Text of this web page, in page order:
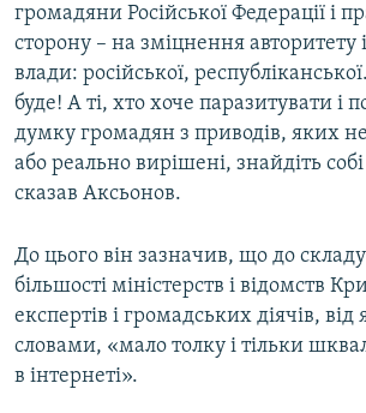
громадяни Російської Федерації і
сторону – на зміцнення авторитету
влади: російської,
буде! А ті, хто хоче паразитувати і
думку громадян з приводів, яких
або реально вирішені, знайдіть
сказав Аксьонов.
До цього він зазначив, що до
більшості міністерств і відомств
експертів і громадських діячів,
словами, «мало толку і тільки
в інтернеті».